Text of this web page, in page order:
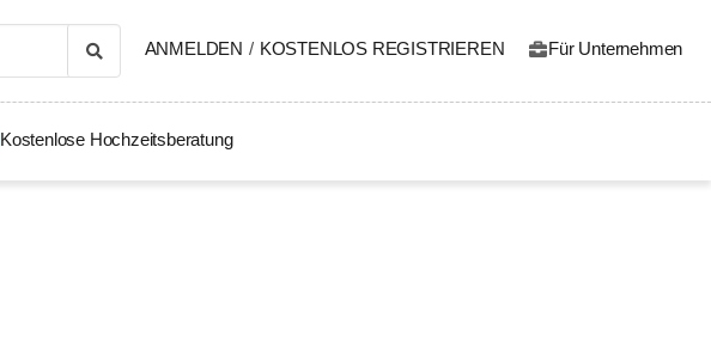
ANMELDEN / KOSTENLOS REGISTRIEREN Für Unternehmen
Kostenlose Hochzeitsberatung